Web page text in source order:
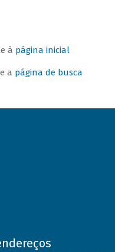
à página inicial
a página de busca